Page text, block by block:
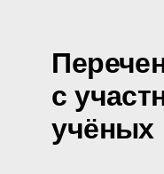
с
учёных